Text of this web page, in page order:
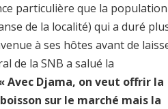
particulière que la population
de la localité) qui a duré
à ses hôtes avant de
de la SNB a salué la
Avec Djama, on veut offrir la
sur le marché mais la